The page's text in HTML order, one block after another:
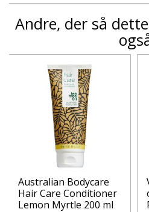
Andre, der så
Australian Bodycare
Hair Care Conditioner
Lemon Myrtle 200 ml